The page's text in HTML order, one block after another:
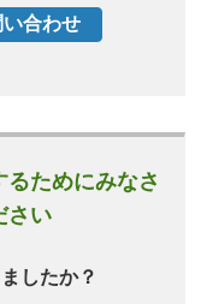
ためにみなさ
さい
したか？